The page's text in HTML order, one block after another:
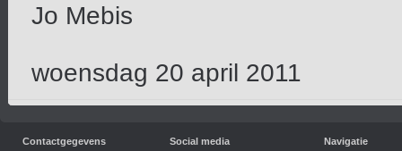
Jo Mebis
woensdag 20 april 2011
Contactgegevens
Social media
Navigatie